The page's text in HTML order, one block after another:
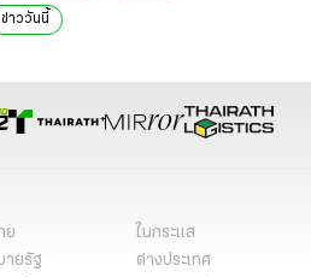
ข่าววันนี้
ย
ในกระแส
ายรัฐ
ต่างประเทศ